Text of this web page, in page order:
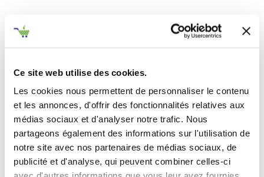
Ce site web utilise des cookies.
Les cookies nous permettent de personnaliser le contenu
et les annonces, d'offrir des fonctionnalités relatives aux
médias sociaux et d'analyser notre trafic. Nous
partageons également des informations sur l'utilisation de
notre site avec nos partenaires de médias sociaux, de
publicité et d'analyse, qui peuvent combiner celles-ci
C'est par ici.
Et maintenant... ♫
Définir l'état de votre produit
-Avant de procéder à votre envoi :-